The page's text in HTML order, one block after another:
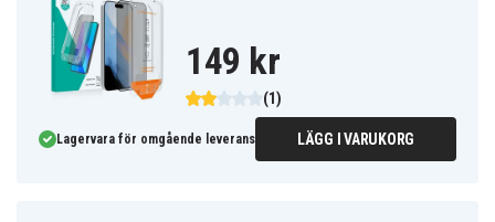
(1)
149 kr
Lagervara för omgående leverans LÄGG I VARUKORG